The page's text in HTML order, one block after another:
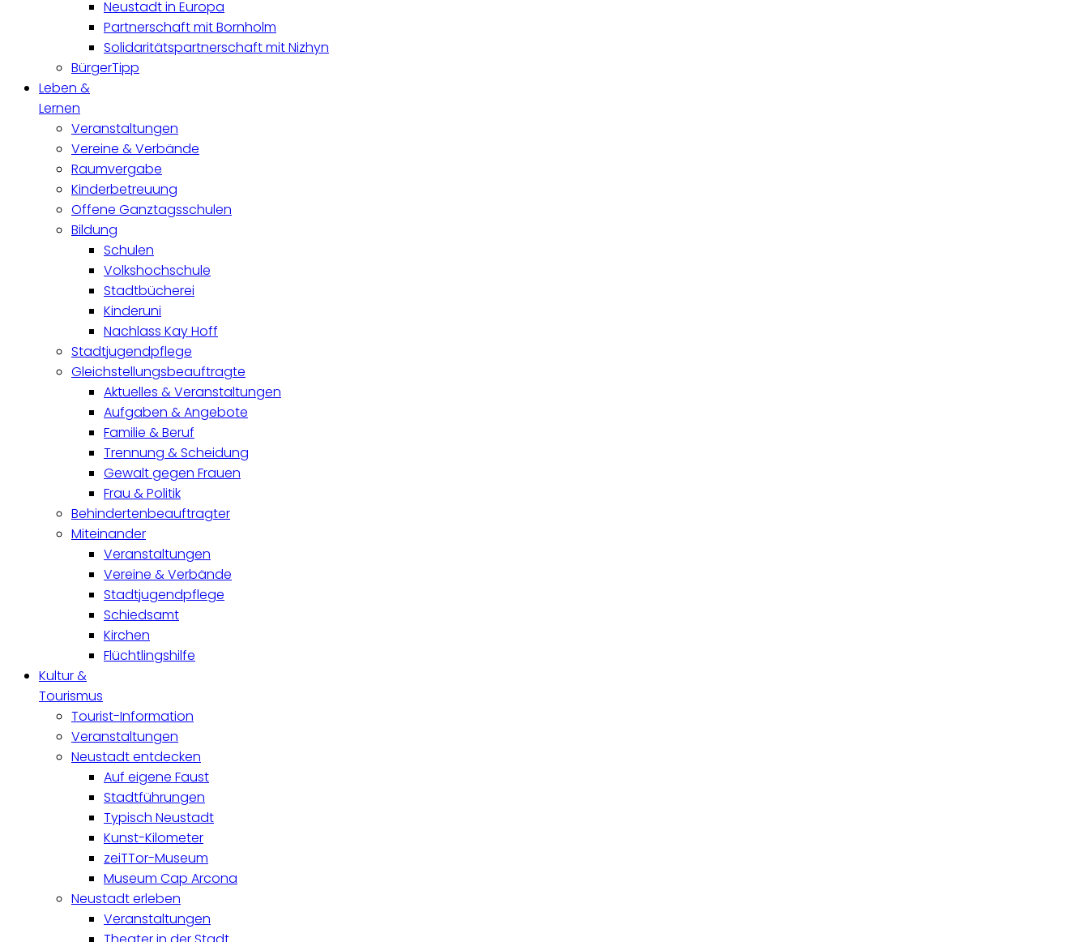
Neustadt in Europa
Partnerschaft mit Bornholm
Solidaritätspartnerschaft mit Nizhyn
BürgerTipp
Leben &
Lernen
Veranstaltungen
Vereine & Verbände
Raumvergabe
Kinderbetreuung
Offene Ganztagsschulen
Bildung
Schulen
Volkshochschule
Stadtbücherei
Kinderuni
Nachlass Kay Hoff
Stadtjugendpflege
Gleichstellungsbeauftragte
Aktuelles & Veranstaltungen
Aufgaben & Angebote
Familie & Beruf
Trennung & Scheidung
Gewalt gegen Frauen
Frau & Politik
Behindertenbeauftragter
Miteinander
Veranstaltungen
Vereine & Verbände
Stadtjugendpflege
Schiedsamt
Kirchen
Flüchtlingshilfe
Kultur &
Tourismus
Tourist-Information
Veranstaltungen
Neustadt entdecken
Auf eigene Faust
Stadtführungen
Typisch Neustadt
Kunst-Kilometer
zeiTTor-Museum
Museum Cap Arcona
Neustadt erleben
Veranstaltungen